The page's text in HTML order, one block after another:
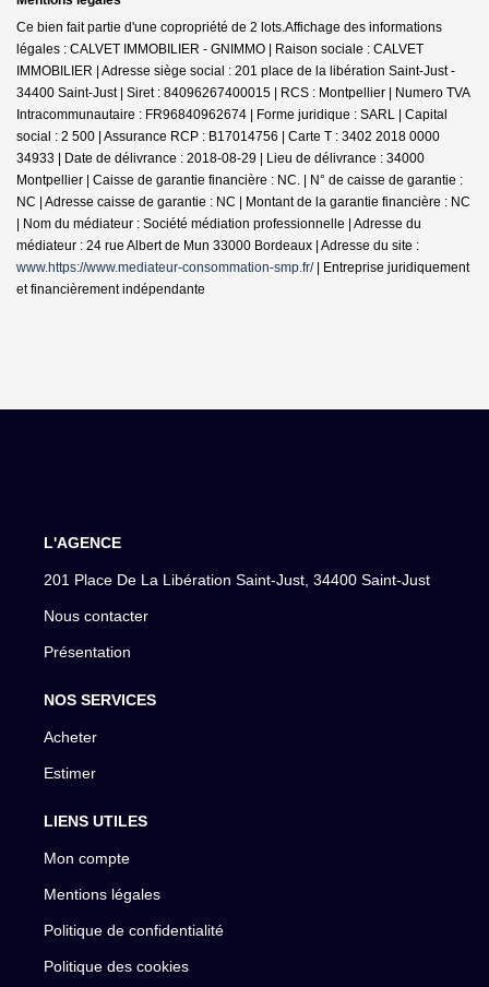
Ce bien fait partie d'une copropriété de 2 lots.Affichage des informations
légales : CALVET IMMOBILIER - GNIMMO | Raison sociale : CALVET
IMMOBILIER | Adresse siège social : 201 place de la libération Saint-Just -
34400 Saint-Just | Siret : 84096267400015 | RCS : Montpellier | Numero TVA
Intracommunautaire : FR96840962674 | Forme juridique : SARL | Capital
social : 2 500 | Assurance RCP : B17014756 | Carte T : 3402 2018 0000
34933 | Date de délivrance : 2018-08-29 | Lieu de délivrance : 34000
Montpellier | Caisse de garantie financière : NC. | N° de caisse de garantie :
NC | Adresse caisse de garantie : NC | Montant de la garantie financière : NC
| Nom du médiateur : Société médiation professionnelle | Adresse du
médiateur : 24 rue Albert de Mun 33000 Bordeaux | Adresse du site :
www.https://www.mediateur-consommation-smp.fr/| Entreprise juridiquement
et financièrement indépendante
L'AGENCE
201 Place De La Libération Saint-Just, 34400 Saint-Just
Nous contacter
Présentation
NOS SERVICES
Acheter
Estimer
LIENS UTILES
Mon compte
Mentions légales
Politique de confidentialité
Politique des cookies